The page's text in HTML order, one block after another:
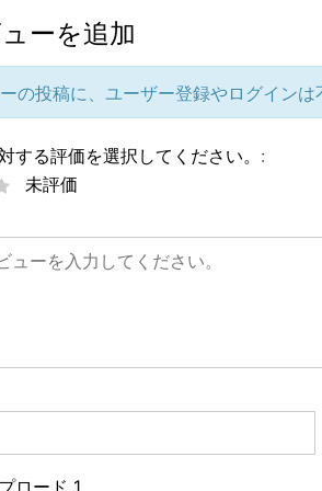
ーを追加
の投稿に、ユーザー登録やログインは
する評価を選択してください。:
未評価
ロード 1